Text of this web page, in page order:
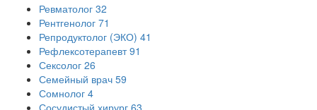
Ревматолог 32
Рентгенолог 71
Репродуктолог (ЭКО) 41
Рефлексотерапевт 91
Сексолог 26
Семейный врач 59
Сомнолог 4
Сосудистый хирург 63